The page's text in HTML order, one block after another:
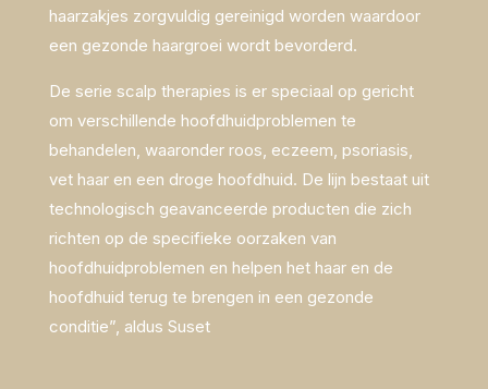
haarzakjes zorgvuldig gereinigd worden waardoor
een gezonde haargroei wordt bevorderd.
De serie scalp therapies is er speciaal op gericht
om verschillende hoofdhuidproblemen te
behandelen, waaronder roos, eczeem, psoriasis,
vet haar en een droge hoofdhuid. De lijn bestaat uit
technologisch geavanceerde producten die zich
richten op de specifieke oorzaken van
hoofdhuidproblemen en helpen het haar en de
hoofdhuid terug te brengen in een gezonde
conditie”, aldus Suset